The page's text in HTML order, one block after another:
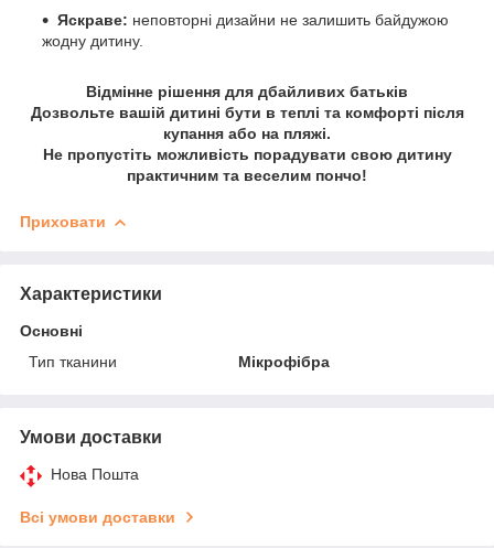
Яскраве: неповторні дизайни не залишить байдужою
жодну дитину.
Відмінне рішення для дбайливих батьків
Дозвольте вашій дитині бути в теплі та комфорті після
купання або на пляжі.
Не пропустіть можливість порадувати свою дитину
практичним та веселим пончо!
Приховати
Характеристики
Основні
Тип тканини
Мікрофібра
Умови доставки
Нова Пошта
Всі умови доставки